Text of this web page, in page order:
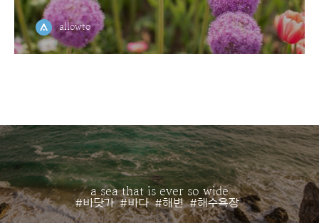
allowto
a sea that is ever so wide
#바닷가 #바다 #해변 #해수욕장